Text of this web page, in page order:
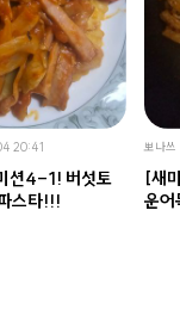
20:41
1! 버섯토
스타!!!
뽀나쓰
[새
운어